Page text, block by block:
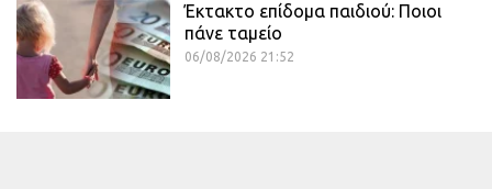
Έκτακτο επίδομα παιδιού: Ποιοι
πάνε ταμείο
06/08/2026 21:52